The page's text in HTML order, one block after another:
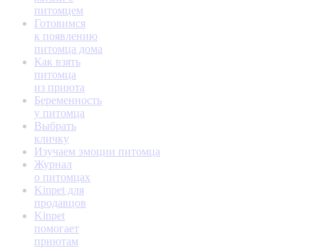
питомцем
Готовимся
к появлению
питомца дома
Как взять
питомца
из приюта
Беременность
у питомца
Выбрать
кличку
Изучаем эмоции питомца
Журнал
о питомцах
Kinpet для
продавцов
Kinpet
помогает
приютам